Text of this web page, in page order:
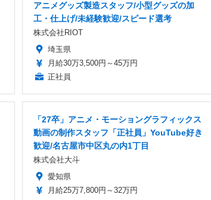
アニメグッズ製造スタッフ/小型グッズの加
工・仕上げ/未経験歓迎/スピード選考
株式会社RIOT
埼玉県
月給30万3,500円～45万円
正社員
「27卒」アニメ・モーショングラフィックス
動画の制作スタッフ「正社員」YouTube好き
歓迎/名古屋市中区丸の内1丁目
株式会社大斗
愛知県
月給25万7,800円～32万円